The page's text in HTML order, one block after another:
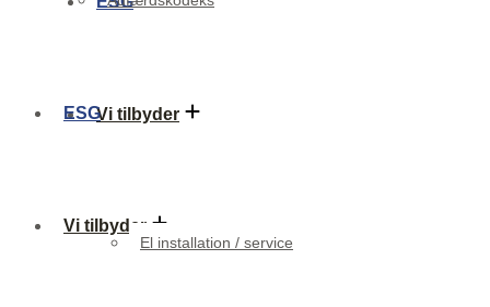
Vi tilbyder
El installation / service
ESG
Vi tilbyder